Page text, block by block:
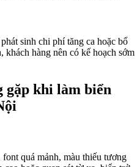
sinh chi phí tăng ca hoặc bổ
hàng nên có kế hoạch sớm
gặp khi làm biển
quá mảnh, màu thiếu tương